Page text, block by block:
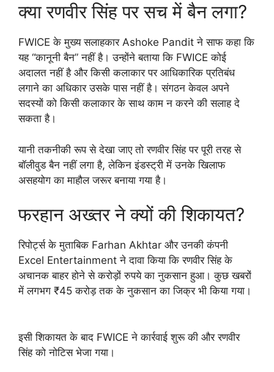
क्या रणवीर सिंह पर सच में बैन लगा?
FWICE के मुख्य सलाहकार Ashoke Pandit ने साफ कहा कि
यह “कानूनी बैन” नहीं है। उन्होंने बताया कि FWICE कोई
अदालत नहीं है और किसी कलाकार पर आधिकारिक प्रतिबंध
लगाने का अधिकार उसके पास नहीं है। संगठन केवल अपने
सदस्यों को किसी कलाकार के साथ काम न करने की सलाह दे
सकता है।
यानी तकनीकी रूप से देखा जाए तो रणवीर सिंह पर पूरी तरह से
बॉलीवुड बैन नहीं लगा है, लेकिन इंडस्ट्री में उनके खिलाफ
असहयोग का माहौल जरूर बनाया गया है।
फरहान अख्तर ने क्यों की शिकायत?
रिपोर्ट्स के मुताबिक Farhan Akhtar और उनकी कंपनी
Excel Entertainment ने दावा किया कि रणवीर सिंह के
अचानक बाहर होने से करोड़ों रुपये का नुकसान हुआ। कुछ खबरों
में लगभग ₹45 करोड़ तक के नुकसान का जिक्र भी किया गया।
इसी शिकायत के बाद FWICE ने कार्रवाई शुरू की और रणवीर
सिंह को नोटिस भेजा गया।